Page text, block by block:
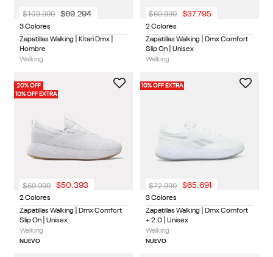
3 Colores
Zapatillas Walking | Kitari Dmx |
Hombre
Walking
$109.990 $69 .294
2 Colores
Zapatillas Walking | Dmx Comfort
Slip On | Unisex
Walking
$69.990 $37.795
20% OFF
10% OFF EXTRA
2 Colores
Zapatillas Walking | Dmx Comfort
Slip On | Unisex
Walking
NUEVO
$69.990 $50.393
10% OFF EXTRA
3 Colores
Zapatillas Walking | Dmx Comfort
+ 2.0 | Unisex
Walking
NUEVO
$72.990 $65.691